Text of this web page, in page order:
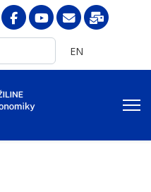
Vyberte váš jazyk
EN